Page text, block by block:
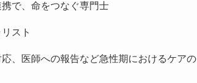
で、命をつなぐ専門士
スト
、医師への報告など急性期におけるケアの